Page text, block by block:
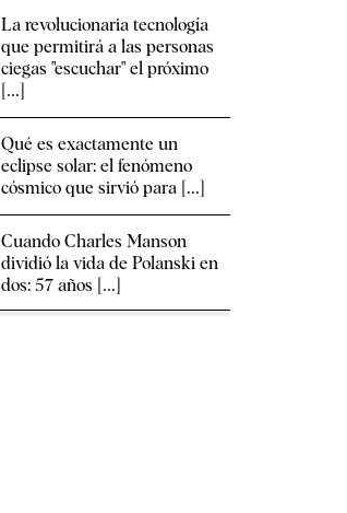
La revolucionaria tecnología
que permitirá a las personas
ciegas "escuchar" el próximo
[...]
Qué es exactamente un
eclipse solar: el fenómeno
cósmico que sirvió para [...]
Cuando Charles Manson
dividió la vida de Polanski en
dos: 57 años [...]